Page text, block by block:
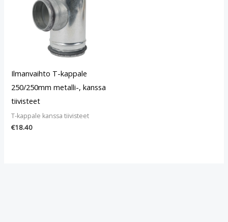
Ilmanvaihto T-kappale
250/250mm metalli-, kanssa
tiivisteet
T-kappale kanssa tiivisteet
€18.40